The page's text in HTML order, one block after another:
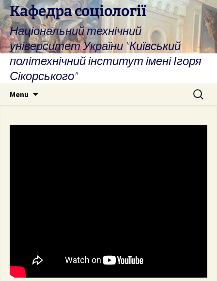
Skip
to
content
Кафедра соціології
Національний технічний
університет України "Київський
політехнічний інститут імені Ігоря
Сікорського"
Menu
Search
for: